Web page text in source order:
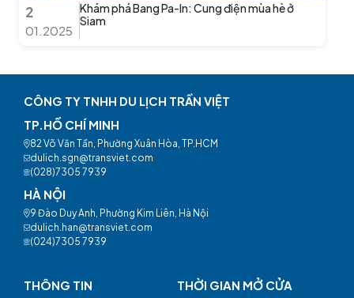
2
01.2025
Khám phá Bang Pa-In: Cung điện mùa hè ở
Siam
CÔNG TY TNHH DU LỊCH TRẦN VIỆT
TP.HỒ CHÍ MINH
82 Võ Văn Tần, Phường Xuân Hòa, TP.HCM
dulich.sgn@transviet.com
(028)7305 7939
HÀ NỘI
9 Đào Duy Anh, Phường Kim Liên, Hà Nội
dulich.han@transviet.com
(024)7305 7939
THÔNG TIN THỜI GIAN MỞ CỬA